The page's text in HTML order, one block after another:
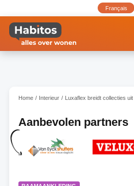
naar
inhoud
gaan
Français
Home Interieur Luxaflex breidt collecties uit
Aanbevolen partners